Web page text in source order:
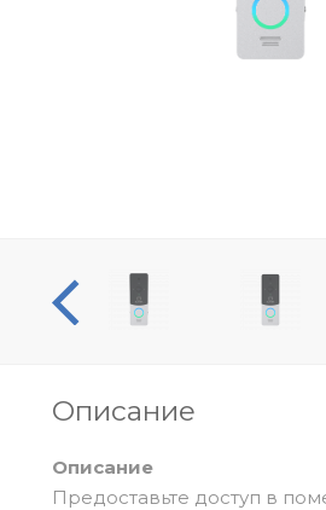
Описание
Описание
Предоставьте доступ в